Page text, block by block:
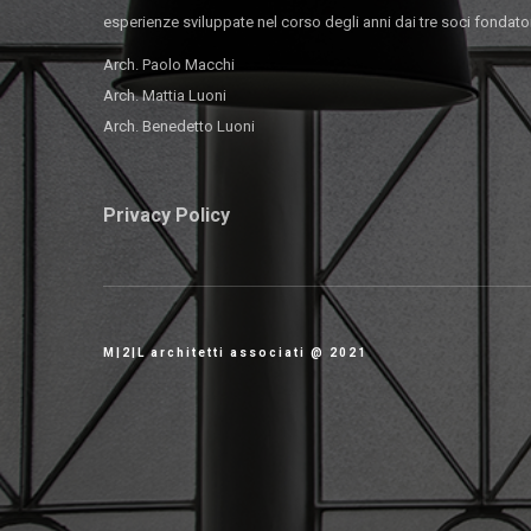
esperienze sviluppate nel corso degli anni dai tre soci
Arch. Paolo Macchi
Arch. Mattia Luoni
Arch. Benedetto Luoni
Privacy Policy
M|2|L architetti associati @ 2021